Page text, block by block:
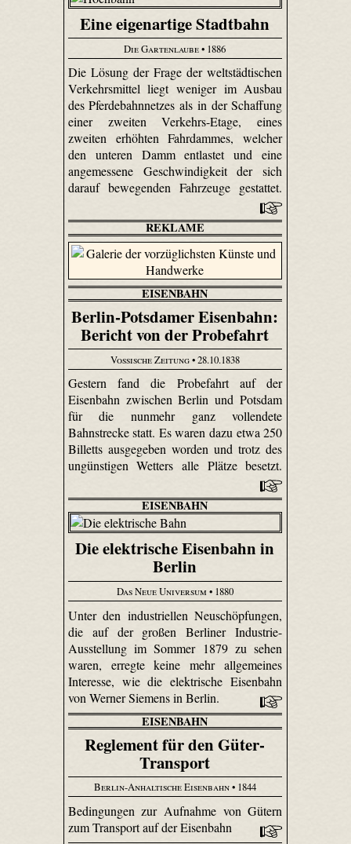
Eine eigenartige Stadtbahn
Die Gartenlaube• 1886
Die Lösung der Frage der weltstädtischen
Verkehrsmittel liegt weniger im Ausbau
des Pferdebahnnetzes als in der Schaffung
einer zweiten Verkehrs-Etage, eines
zweiten erhöhten Fahrdammes, welcher
den unteren Damm entlastet und eine
angemessene Geschwindigkeit der sich
darauf bewegenden Fahrzeuge gestattet.
REKLAME
EISENBAHN
Berlin-Potsdamer Eisenbahn:
Bericht von der Probefahrt
Vossische Zeitung• 28.10.1838
Gestern fand die Probefahrt auf der
Eisenbahn zwischen Berlin und Potsdam
für die nunmehr ganz vollendete
Bahnstrecke statt. Es waren dazu etwa 250
Billetts ausgegeben worden und trotz des
ungünstigen Wetters alle Plätze besetzt.
EISENBAHN
Die elektrische Eisenbahn in
Berlin
Das Neue Universum • 1880
Unter den industriellen Neuschöpfungen,
die auf der großen Berliner Industrie-
Ausstellung im Sommer 1879 zu sehen
waren, erregte keine mehr allgemeines
Interesse, wie die elektrische Eisenbahn
von Werner Siemens in Berlin.
EISENBAHN
Reglement für den Güter-
Transport
Berlin-Anhaltische Eisenbahn• 1844
Bedingungen zur Aufnahme von Gütern
zum Transport auf der Eisenbahn